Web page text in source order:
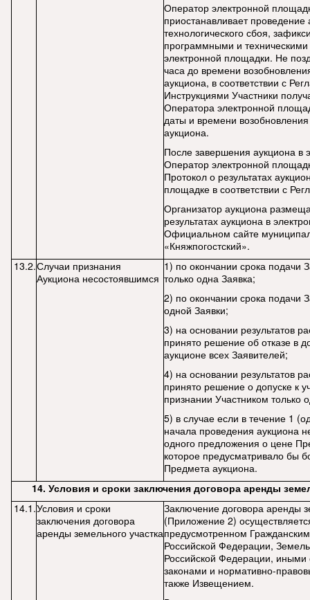
Оператор электронной
приостанавливает проведение
технологического сбоя,
программными и
электронной площадки. Не
часа до времени
аукциона, в соответствии с
Инструкциями Участники
Оператора электронной
даты и времени
аукциона.
После завершения аукциона в
Оператор электронной
Протокол о результатах
площадке в соответствии с
Организатор аукциона
результатах аукциона в
Официальном сайте
«Княжпогостский».
13.2.Случаи признания
Аукциона несостоявшимся
1) по окончании срока подачи
только одна Заявка;
2) по окончании срока подачи
одной Заявки;
3) на основании результатов
принято решение об отказе в
аукционе всех Заявителей;
4) на основании результатов
принято решение о допуске к
признании Участником только
5) в случае если в течение 1
начала проведения аукциона
одного предложения о цене
которое предусматривало бы
Предмета аукциона.
14. Условия и сроки заключения договора аренды
14.1.Условия и сроки
заключения договора
аренды земельного участка
Заключение договора аренды
(Приложение 2)
предусмотренном
Российской Федерации,
Российской Федерации,
законами и нормативно-
также Извещением.